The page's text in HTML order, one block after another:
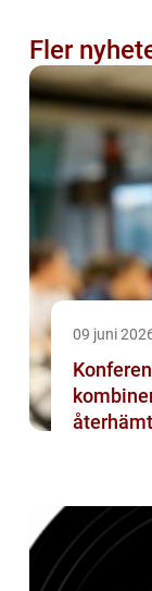
Fler
09 juni